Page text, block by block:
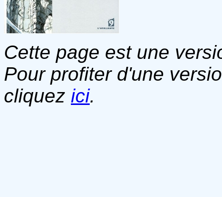
Cette page est une
Pour profiter d'une
cliquez ici.